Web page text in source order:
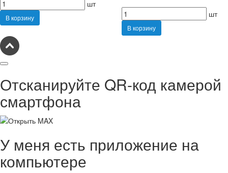
шт
В корзину шт
В корзину
Отсканируйте QR-код камерой
смартфона
У меня есть приложение на
компьютере